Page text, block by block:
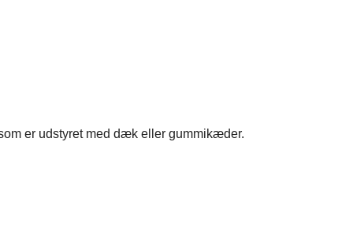
er udstyret med dæk eller gummikæder.